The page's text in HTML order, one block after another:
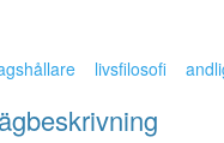
livsfilosofi